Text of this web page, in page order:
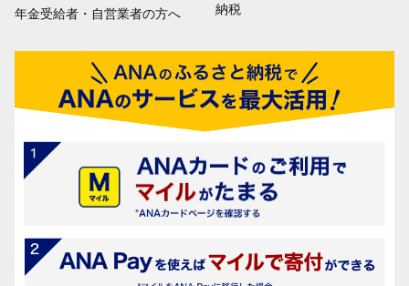
年金受給者・自営業者の方へ
納税